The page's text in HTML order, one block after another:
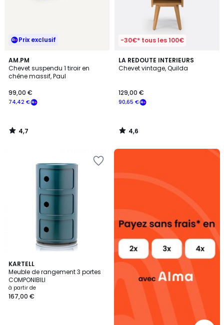
Prix exclusif
AM.PM
Chevet suspendu 1 tiroir en
chêne massif, Paul
74,42 €
99,00 €
4,7
/ 5
4,7
/
-30€* tous les 100€
LA REDOUTE INTERIEURS
Chevet vintage, Quilda
90,65 €
129,00 €
4,6
/ 5
4,6
/
KARTELL
Meuble de rangement 3 portes
COMPONIBILI
à partir de
167,00 €
4,5
/ 5
13
Couleurs
Alma
sans